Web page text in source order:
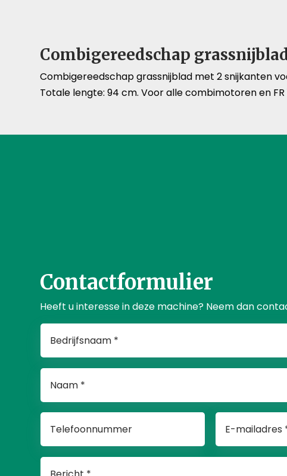
Combigereedschap
Combigereedschap grassnijblad met 2 snijkanten
Totale lengte: 94 cm. Voor alle combimotoren en FR
Contactformulier
Heeft u interesse in deze machine? Neem dan